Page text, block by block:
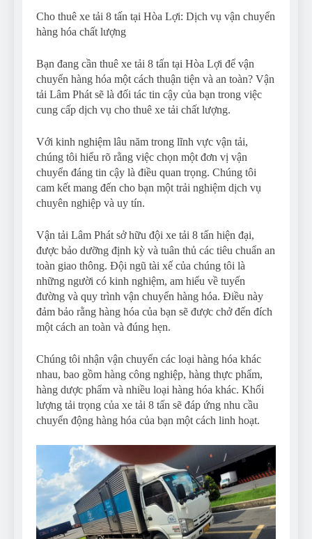
Cho thuê xe tải 8 tấn tại Hòa Lợi: Dịch vụ vận chuyển
hàng hóa chất lượng
Bạn đang cần thuê xe tải 8 tấn tại Hòa Lợi để vận
chuyển hàng hóa một cách thuận tiện và an toàn? Vận
tải Lâm Phát sẽ là đối tác tin cậy của bạn trong việc
cung cấp dịch vụ cho thuê xe tải chất lượng.
Với kinh nghiệm lâu năm trong lĩnh vực vận tải,
chúng tôi hiểu rõ rằng việc chọn một đơn vị vận
chuyển đáng tin cậy là điều quan trọng. Chúng tôi
cam kết mang đến cho bạn một trải nghiệm dịch vụ
chuyên nghiệp và uy tín.
Vận tải Lâm Phát sở hữu đội xe tải 8 tấn hiện đại,
được bảo dưỡng định kỳ và tuân thủ các tiêu chuẩn an
toàn giao thông. Đội ngũ tài xế của chúng tôi là
những người có kinh nghiệm, am hiểu về tuyến
đường và quy trình vận chuyển hàng hóa. Điều này
đảm bảo rằng hàng hóa của bạn sẽ được chở đến đích
một cách an toàn và đúng hẹn.
Chúng tôi nhận vận chuyển các loại hàng hóa khác
nhau, bao gồm hàng công nghiệp, hàng thực phẩm,
hàng dược phẩm và nhiều loại hàng hóa khác. Khối
lượng tải trọng của xe tải 8 tấn sẽ đáp ứng nhu cầu
chuyển động hàng hóa của bạn một cách linh hoạt.